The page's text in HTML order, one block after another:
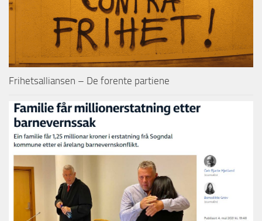
Frihetsalliansen – De forente partiene